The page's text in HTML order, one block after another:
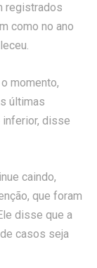
registrados
como no ano
momento,
últimas
inferior, disse
caindo,
que foram
disse que a
casos seja